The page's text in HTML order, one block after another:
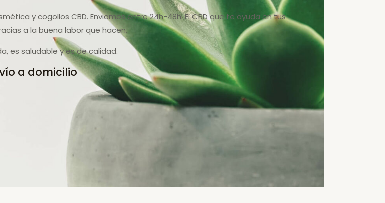
y cogollos CBD. Enviamos entre 24h-48h. El CBD que te ayuda en tus
a la buena labor que hacen.
es saludable y es de calidad.
a domicilio